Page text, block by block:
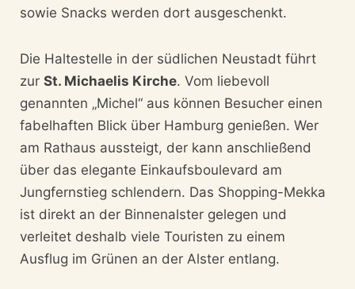
sowie Snacks werden dort ausgeschenkt.
Die Haltestelle in der südlichen Neustadt führt
zur St. Michaelis Kirche. Vom liebevoll
genannten „Michel“ aus können Besucher einen
fabelhaften Blick über Hamburg genießen. Wer
am Rathaus aussteigt, der kann anschließend
über das elegante Einkaufsboulevard am
Jungfernstieg schlendern. Das Shopping-Mekka
ist direkt an der Binnenalster gelegen und
verleitet deshalb viele Touristen zu einem
Ausflug im Grünen an der Alster entlang.